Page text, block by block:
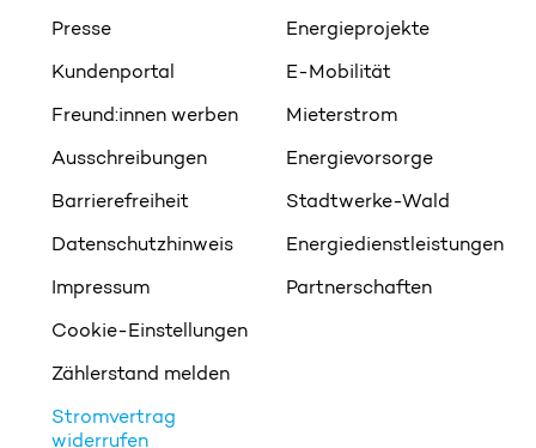
Presse
Kundenportal
Freund:innen werben
Ausschreibungen
Barrierefreiheit
Datenschutzhinweis
Impressum
Cookie-Einstellungen
Zählerstand melden
Stromvertrag
widerrufen
Energieprojekte
E-Mobilität
Mieterstrom
Energievorsorge
Stadtwerke-Wald
Energiedienstleistungen
Partnerschaften